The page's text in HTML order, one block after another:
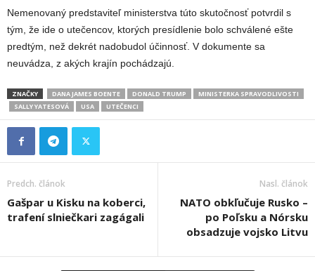
Nemenovaný predstaviteľ ministerstva túto skutočnosť potvrdil s
tým, že ide o utečencov, ktorých presídlenie bolo schválené ešte
predtým, než dekrét nadobudol účinnosť. V dokumente sa
neuvádza, z akých krajín pochádzajú.
ZNAČKY DANA JAMES BOENTE DONALD TRUMP
MINISTERKA SPRAVODLIVOSTI
SALLY YATESOVÁ
USA UTEČENCI
Predch. článok
Gašpar u Kisku na koberci,
trafení slniečkari zagágali
Nasl. článok
NATO obkľučuje Rusko –
po Poľsku a Nórsku
obsadzuje vojsko Litvu